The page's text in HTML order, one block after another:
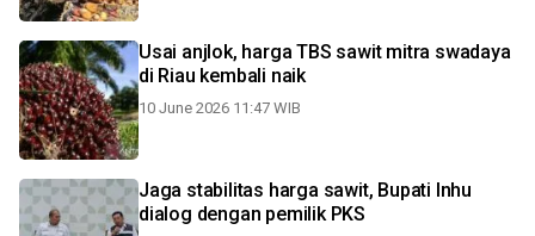
Usai anjlok, harga TBS sawit mitra swadaya
di Riau kembali naik
10 June 2026 11:47 WIB
Jaga stabilitas harga sawit, Bupati Inhu
dialog dengan pemilik PKS